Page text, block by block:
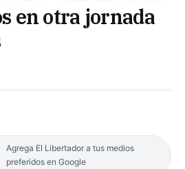
en otra jornada
Agrega El Libertador a tus medios
preferidos en Google